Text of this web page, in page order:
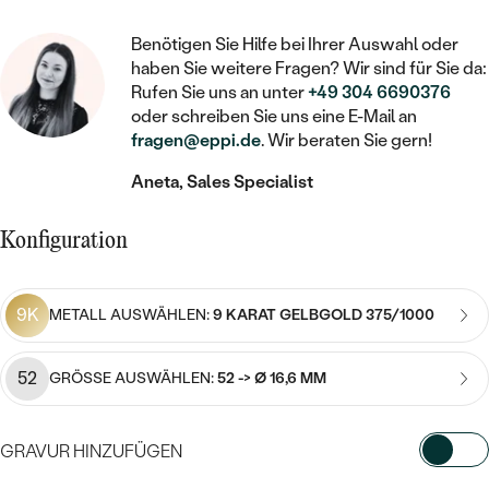
IM SET
NACH PREIS
GÜNSTIG
LUXURIÖSE
EINFASSEN
FARBIGE DIAMANTEN ZUM EINFASSEN
NACH EDELSTEIN
MIT DIAMANT
MIT MOISSANIT
MIT FARBIGEN DIAMANTEN
MIT SCHWARZEN DIAMANTEN
SCHMUCK FÜR KINDER
BROSCHEN
SCHMUCKZUBEHÖR
GOLD
SILBER
PLATIN
PIERCINGS
NACH STEIN
MIT DIAMANT
MIT EDELSTEIN
PERLENOHRRINGE
NACH PREIS
PREISWERTE
LUXURIÖSE
MEDAILLON
KETTEN
HERZKETTEN
MIT TIEREN
MIT DIAMANT
MIT EDELSTEIN
PERLENKETTEN
SIEGELRINGE
PERSONALISIERT
NACH EDELSTEIN
MIT DIAMANT
PERLENRINGE
NACH PREIS
PREISWERTE
Benötigen Sie Hilfe bei Ihrer Auswahl oder
haben Sie weitere Fragen? Wir sind für Sie da:
Rufen Sie uns an unter+49 304 6690376
oder schreiben Sie uns eine E-Mail an
fragen@eppi.de. Wir beraten Sie gern!
Aneta, Sales Specialist
Konfiguration
9K METALL AUSWÄHLEN:9 KARAT GELBGOLD 375/1000
52 GRÖSSE AUSWÄHLEN:52 -> Ø 16,6 MM
GRAVUR HINZUFÜGEN